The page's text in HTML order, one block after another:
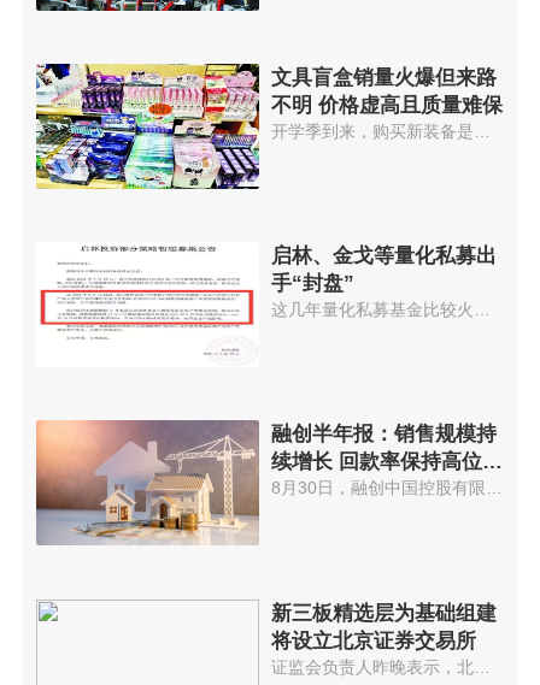
文具盲盒销量火爆但来路
不明 价格虚高且质量难保
启林、金戈等量化私募出
手“封盘”
这几年量化私募基金比较火，投资...
融创半年报：销售规模持
续增长 回款率保持高位水
平
8月30日，融创中国控股有限公司(...
新三板精选层为基础组建
将设立北京证券交易所
证监会负责人昨晚表示，北京证券...